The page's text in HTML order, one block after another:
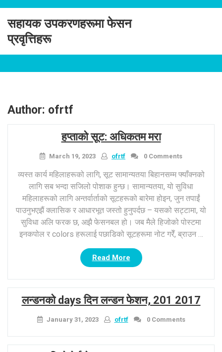
content
सहायक उपकरणहरूमा फेसन
प्रवृत्तिहरू
Author: ofrtf
हप्ताको सूट: अधिकतम मरा
March 19, 2023 ofrtf 0 Comments
व्यस्त कार्य महिलाहरूको लागि, सूट सामान्यतया बिहानसम्म फ्याँक्नको
लागि सब भन्दा सजिलो पोशाक हुन्छ। सामान्यतया, यो सुविधा
महिलाहरूको लागि अन्तर्वार्ताको सूटहरूको बारेमा होइन, जुन तपाईं
पाउनुभएझैं क्लासिक र आधारभूत जस्तो हुनुपर्दछ – यसको सट्टामा, यो
सुविधा अलि फरक छ, अझै फेसनबल हो। जब मैले हिजोको पोस्टमा
इनकपोल र colors हरूलाई पछाडिको सूटहरूमा नोट गरेँ, ब्राउन …
Read More“हप्ताको
सूट:
अधिकतम
मरा”
लन्डनको days दिन लन्डन फेशन, 201 2017
January 31, 2023 ofrtf 0 Comments